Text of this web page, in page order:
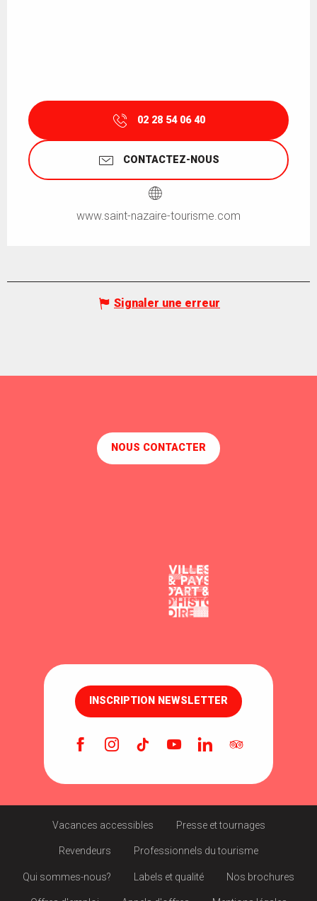
02 28 54 06 40
CONTACTEZ-NOUS
www.saint-nazaire-tourisme.com
Signaler une erreur
NOUS CONTACTER
INSCRIPTION NEWSLETTER
Vacances accessibles Presse et tournages
Revendeurs Professionnels du tourisme
Qui sommes-nous? Labels et qualité Nos brochures